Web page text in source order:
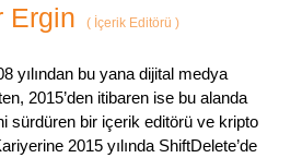
Ergin (İçerik Editörü )
yılından bu yana dijital medya
2015’den itibaren ise bu alanda
sürdüren bir içerik editörü ve kripto
2015 yılında ShiftDelete’de